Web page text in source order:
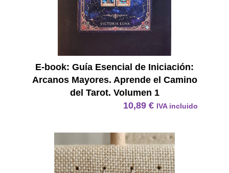
E-book: Guía Esencial de Iniciación:
Arcanos Mayores. Aprende el Camino
del Tarot. Volumen 1
10,89 € IVA incluido